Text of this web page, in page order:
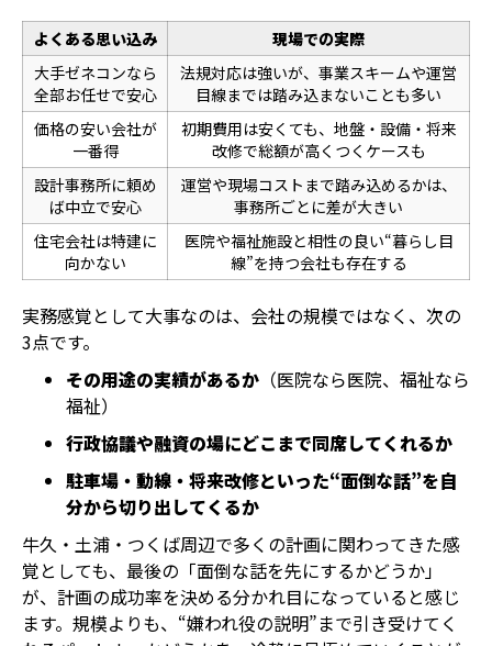
よくある思い込み
現場での実際
大手ゼネコンなら
全部お任せで安心
法規対応は強いが、事業スキームや運営
目線までは踏み込まないことも多い
価格の安い会社が
一番得
初期費用は安くても、地盤・設備・将来
改修で総額が高くつくケースも
設計事務所に頼め
ば中立で安心
運営や現場コストまで踏み込めるかは、
事務所ごとに差が大きい
住宅会社は特建に
向かない
医院や福祉施設と相性の良い“暮らし目
線”を持つ会社も存在する
実務感覚として大事なのは、会社の規模ではなく、次の
3点です。
その用途の実績があるか （医院なら医院、福祉なら
福祉）
行政協議や融資の場にどこまで同席してくれるか
駐車場・動線・将来改修といった“面倒な話”を自
分から切り出してくるか
牛久・土浦・つくば周辺で多くの計画に関わってきた感
覚としても、最後の「面倒な話を先にするかどうか」
が、計画の成功率を決める分かれ目になっていると感じ
ます。規模よりも、“嫌われ役の説明”まで引き受けてく